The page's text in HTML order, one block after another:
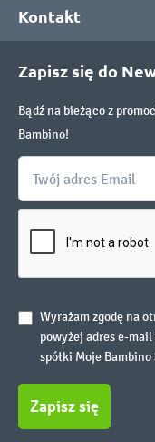
Kontakt
Zapisz się do
Bądź na bieżąco z
Bambino!
Wyrażam zgodę na
powyżej adres e-
spółki Moje Bambino
Zapisz się